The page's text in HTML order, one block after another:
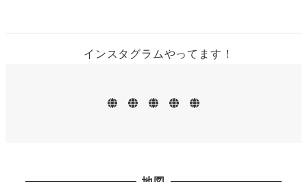
インスタグラムやってます！
ホ
お
メ
地
お